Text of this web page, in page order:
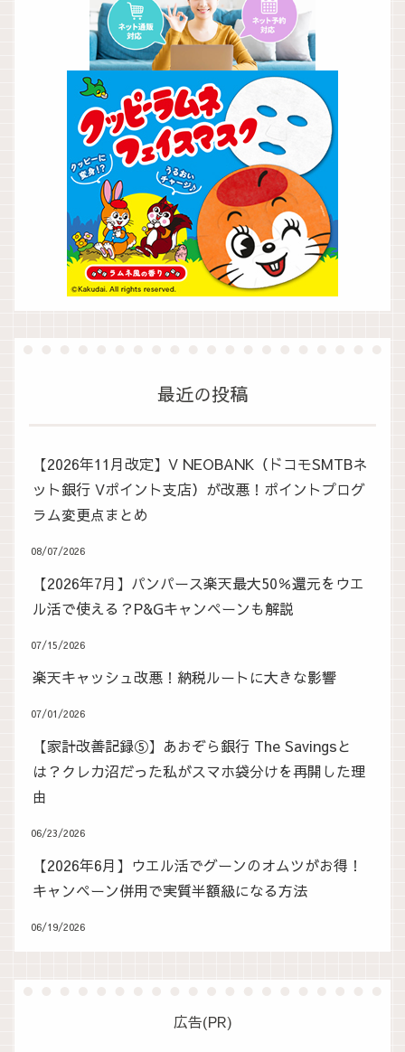
最近の投稿
【2026年11月改定】V NEOBANK（ドコモSMTBネ
ット銀行 Vポイント支店）が改悪！ポイントプログ
ラム変更点まとめ
08/07/2026
【2026年7月】パンパース楽天最大50％還元をウエ
ル活で使える？P&Gキャンペーンも解説
07/15/2026
楽天キャッシュ改悪！納税ルートに大きな影響
07/01/2026
【家計改善記録⑤】あおぞら銀行 The Savingsと
は？クレカ沼だった私がスマホ袋分けを再開した理
由
06/23/2026
【2026年6月】ウエル活でグーンのオムツがお得！
キャンペーン併用で実質半額級になる方法
06/19/2026
広告(PR)